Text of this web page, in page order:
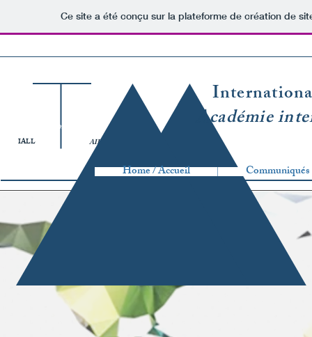
Ce site a été conçu sur la plateforme de création de
AIDL
IALL
1984 Académie
Home / Accueil Communiqués